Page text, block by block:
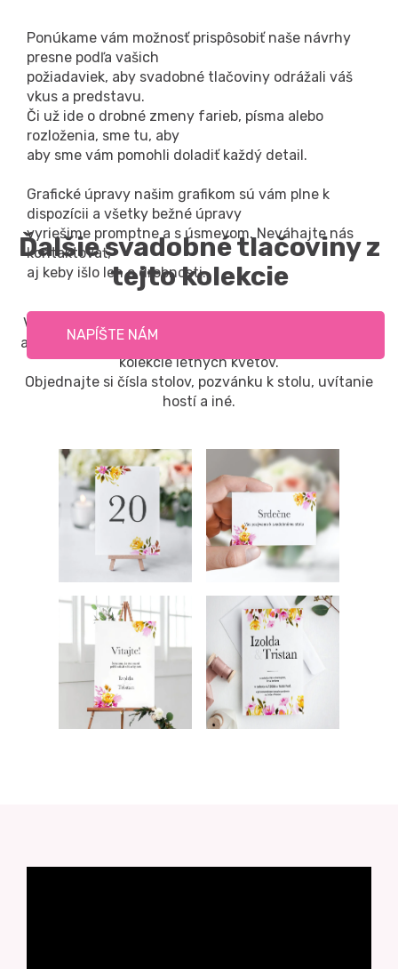
Ponúkame vám možnosť prispôsobiť naše návrhy
presne podľa vašich
požiadaviek, aby svadobné tlačoviny odrážali váš
vkus a predstavu.
Či už ide o drobné zmeny farieb, písma alebo
rozloženia, sme tu, aby
aby sme vám pomohli doladiť každý detail.
Grafické úpravy našim grafikom sú vám plne k
dispozícii a všetky bežné úpravy
vyriešime promptne a s úsmevom. Neváhajte nás
kontaktovať,
aj keby išlo len o drobnosti.
NAPÍŠTE NÁM
Ďalšie svadobné tlačoviny z
tejto kolekcie
Vaša svadobná hostina dostane ten správny šmrnc a
atmosféru s našimi ďalšími svadobnými tlačovinami z
kolekcie letných kvetov.
Objednajte si čísla stolov, pozvánku k stolu, uvítanie
hostí a iné.